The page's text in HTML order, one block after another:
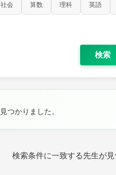
社会 算数 理科 英語
検索
つかりました。
検索条件に一致する先生が見